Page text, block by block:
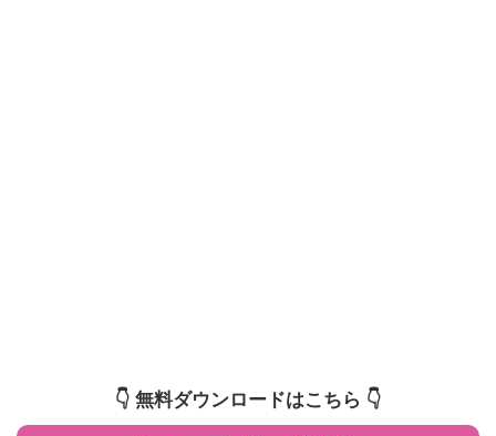
👇️ 無料ダウンロードはこちら 👇️